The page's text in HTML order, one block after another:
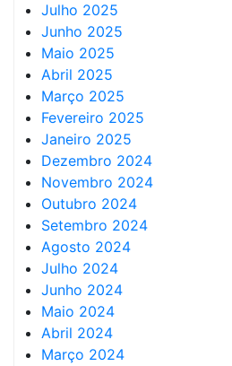
Julho 2025
Junho 2025
Maio 2025
Abril 2025
Março 2025
Fevereiro 2025
Janeiro 2025
Dezembro 2024
Novembro 2024
Outubro 2024
Setembro 2024
Agosto 2024
Julho 2024
Junho 2024
Maio 2024
Abril 2024
Março 2024